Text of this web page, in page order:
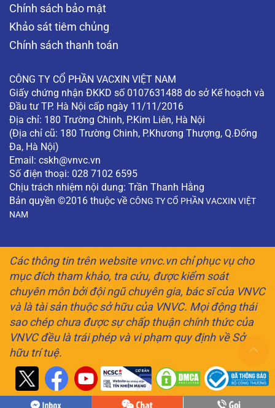
Chính sách bảo mật
Khảo sát tiêm chủng
Chính sách thanh toán
CÔNG TY CỔ PHẦN VACXIN VIỆT NAM
Giấy chứng nhận ĐKKD số 0107631488 do sở Kế hoạch và
Đầu tư TP. Hà Nội cấp ngày 11/11/2016
Địa chỉ: 180 Trường Chinh, P.Kim Liên, Hà Nội
(Địa chỉ cũ: 180 Trường Chinh, P.Khương Thượng, Q.Đống
Đa, Hà Nội)
Email: cskh@vnvc.vn
Số điện thoại: 028 7102 6595
Chịu trách nhiệm nội dung: Trần Thanh Hằng
Bản quyền ©2016 thuộc về CÔNG TY CỔ PHẦN VACXIN VIỆT
NAM
Các thông tin trên website vnvc.vn chỉ phục vụ cho
mục đích tham khảo, tra cứu, được kiểm soát
chuyên môn bởi đội ngũ chuyên gia, bác sĩ của VNVC
và là tài sản thuộc sở hữu của VNVC. Mọi động thái
sao chép chưa được sự chấp thuận chính thức của
VNVC đều là trái phép và vi phạm quy định về Sở
hữu trí tuệ.